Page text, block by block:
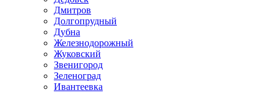
Дмитров
Долгопрудный
Дубна
Железнодорожный
Жуковский
Звенигород
Зеленоград
Ивантеевка